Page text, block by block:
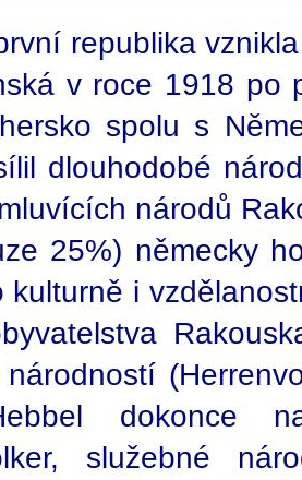
republika
v roce 1918 po
spolu s
dlouhodobé
národů
25%) německy
kulturně i
dokonce
služebné